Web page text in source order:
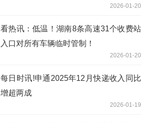
2026-01-20
看热讯：低温！湖南8条高速31个收费站
入口对所有车辆临时管制！
2026-01-20
每日时讯!申通2025年12月快递收入同比
增超两成
2026-01-19